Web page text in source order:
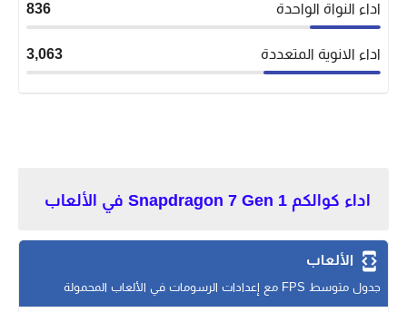
اداء النواة الواحدة 836
اداء الانوية المتعددة 3,063
اداء كوالكم Snapdragon 7 Gen 1 في الألعاب
الألعاب
جدول متوسط FPS مع إعدادات الرسومات في الألعاب المحمولة